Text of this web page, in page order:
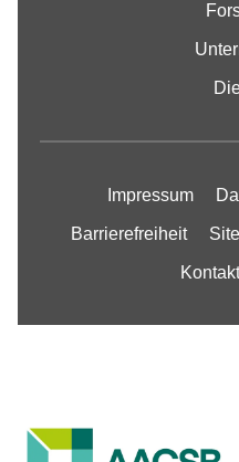
Impressum
Barrierefreiheit